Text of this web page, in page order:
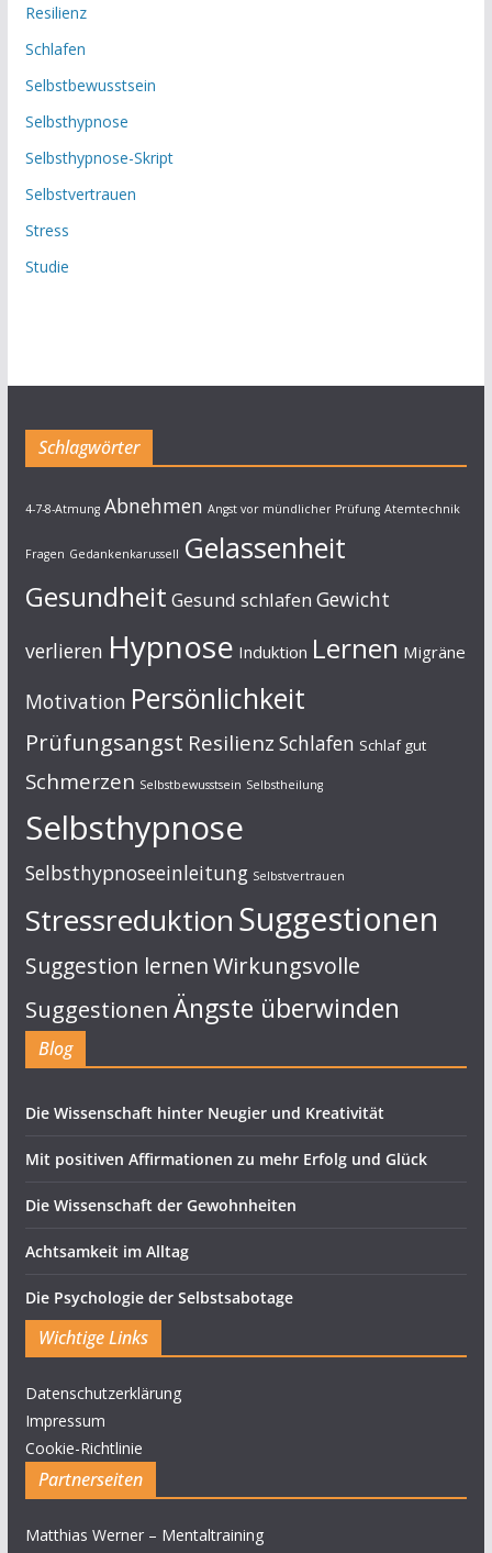
Resilienz
Schlafen
Selbstbewusstsein
Selbsthypnose
Selbsthypnose-Skript
Selbstvertrauen
Stress
Studie
Schlagwörter
4-7-8-Atmung Abnehmen Angst vor mündlicher Prüfung Atemtechnik
Fragen Gedankenkarussell Gelassenheit
Gesundheit Gesund schlafen Gewicht
verlieren Hypnose Induktion Lernen Migräne
Motivation Persönlichkeit
Prüfungsangst Resilienz Schlafen Schlaf gut
Schmerzen Selbstbewusstsein Selbstheilung
Selbsthypnose
Selbsthypnoseeinleitung Selbstvertrauen
StressreduktionSuggestionen
Suggestion lernenWirkungsvolle
Suggestionen Ängste überwinden
Blog
Die Wissenschaft hinter Neugier und Kreativität
Mit positiven Affirmationen zu mehr Erfolg und Glück
Die Wissenschaft der Gewohnheiten
Achtsamkeit im Alltag
Die Psychologie der Selbstsabotage
Wichtige Links
Datenschutzerklärung
Impressum
Cookie-Richtlinie
Partnerseiten
Matthias Werner – Mentaltraining